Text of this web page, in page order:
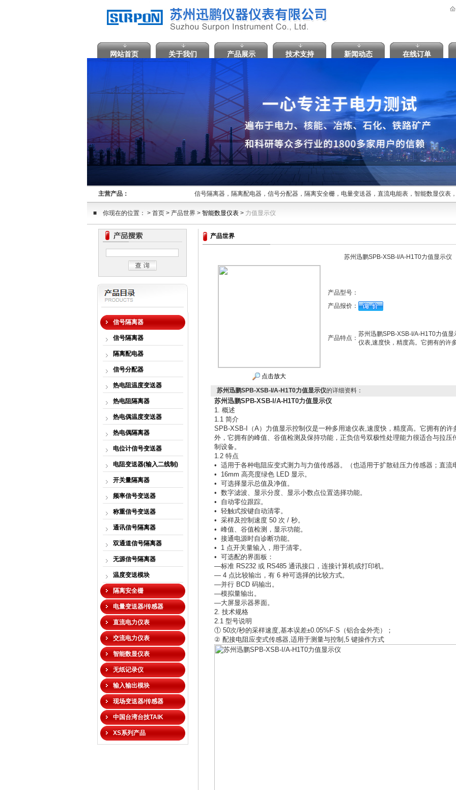
网站首页 关于我们 产品展示 技术支持 新闻动态 在线订单
主营产品： 信号隔离器，隔离配电器，信号分配器，隔离安全栅，电量变送器，直流电能表，智能数显仪表
■ 你现在的位置： > 首页 > 产品世界 > 智能数显仪表> 力值显示仪
信号隔离器
信号隔离器
隔离配电器
信号分配器
热电阻温度变送器
热电阻隔离器
热电偶温度变送器
热电偶隔离器
电位计信号变送器
电阻变送器(输入二线制)
开关量隔离器
频率信号变送器
称重信号变送器
通讯信号隔离器
双通道信号隔离器
无源信号隔离器
温度变送模块
隔离安全栅
电量变送器/传感器
直流电力仪表
交流电力仪表
智能数显仪表
无纸记录仪
输入输出模块
现场变送器/传感器
中国台湾台技TAIK
XS系列产品
产品世界
苏州迅鹏SPB-XSB-I/A-H1T0力值显示仪
点击放大
产品型号：
产品报价：
产品特点：
苏州迅鹏SPB-XSB-I/A-H1T0力值
仪表,速度快，精度高。它拥有的许
苏州迅鹏SPB-XSB-I/A-H1T0力值显示仪的详细资料：
苏州迅鹏SPB-XSB-I/A-H1T0力值显示仪
1. 概述
1.1 简介
SPB-XSB-I（A）力值显示控制仪是一种多用途仪表,速度快，精度高。它拥有的
外，它拥有的峰值、谷值检测及保持功能，正负信号双极性处理能力很适合与拉
制设备。
1.2 特点
• 适用于各种电阻应变式测力与力值传感器。（也适用于扩散硅压力传感器；直流
• 16mm 高亮度绿色 LED 显示。
• 可选择显示总值及净值。
• 数字滤波、显示分度、显示小数点位置选择功能。
• 自动零位跟踪。
• 轻触式按键自动清零。
• 采样及控制速度 50 次 / 秒。
• 峰值、谷值检测，显示功能。
• 接通电源时自诊断功能。
• 1 点开关量输入，用于清零。
• 可选配的界面板：
—标准 RS232 或 RS485 通讯接口，连接计算机或打印机。
— 4 点比较输出，有 6 种可选择的比较方式。
—并行 BCD 码输出。
—模拟量输出。
—大屏显示器界面。
2. 技术规格
2.1 型号说明
① 50次/秒的采样速度,基本误差±0.05%F·S（铝合金外壳）；
② 配接电阻应变式传感器,适用于测量与控制,5 键操作方式